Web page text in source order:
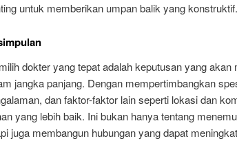
untuk memberikan umpan balik yang konstruktif.
dokter yang tepat adalah keputusan yang
jangka panjang. Dengan mempertimbangkan
dan faktor-faktor lain seperti lokasi dan
yang lebih baik. Ini bukan hanya tentang
juga membangun hubungan yang dapat